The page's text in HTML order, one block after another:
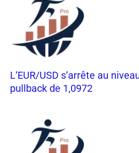
L’EUR/USD s’arrête au
pullback de 1,0972